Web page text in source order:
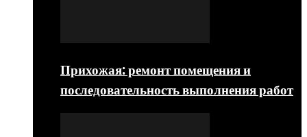
Прихожая: ремонт помещения и
последовательность выполнения работ